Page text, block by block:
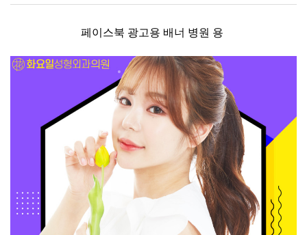
페이스북 광고용 배너 병원 용